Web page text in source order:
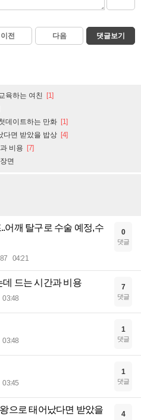
이전 다음 댓글보기
육하는 여친 [1]
데이트하는 만화 [1]
다면 받았을 밥상 [4]
비용 [7]
면
어깨 탈구로 수술 예정,수
04:21
0
댓글
데 드는 시간과 비용
03:48
7
댓글
03:48
1
댓글
03:45
1
댓글
으로 태어났다면 받았을
4